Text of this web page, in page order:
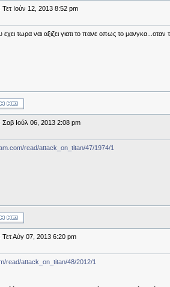
Τετ Ιούν 12, 2013 8:52 pm
τωρα ναι αξιζει γιατι το πανε οπως το μανγκα...οταν
Σαβ Ιούλ 06, 2013 2:08 pm
read/attack_on_titan/47/1974/1
Τετ Αύγ 07, 2013 6:20 pm
read/attack_on_titan/48/2012/1